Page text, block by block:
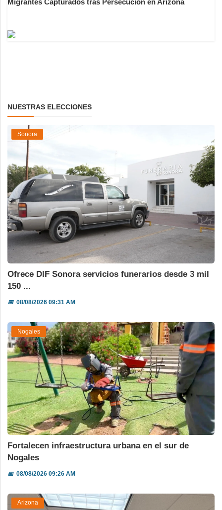
NUESTRAS ELECCIONES
Sonora
Ofrece DIF Sonora servicios funerarios desde 3 mil
150 ...
📅08/08/2026 09:31 AM
Nogales
Fortalecen infraestructura urbana en el sur de
Nogales
📅08/08/2026 09:26 AM
Arizona